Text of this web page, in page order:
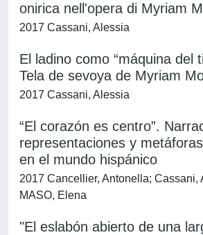
onirica nell'opera di Myriam
2017 Cassani, Alessia
El ladino como “máquina del
Tela de sevoya de Myriam
2017 Cassani, Alessia
“El corazón es centro”.
representaciones y
en el mundo hispánico
2017 Cancellier, Antonella; Cassani,
MASO, Elena
"El eslabón abierto de una